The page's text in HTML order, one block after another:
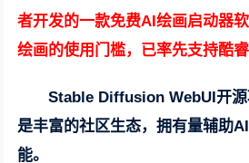
者开发的一款免费AI绘画启动器
绘画的使用门槛，已率先支持酷
Stable Diffusion WebUI开
是丰富的社区生态，拥有量辅助
能。